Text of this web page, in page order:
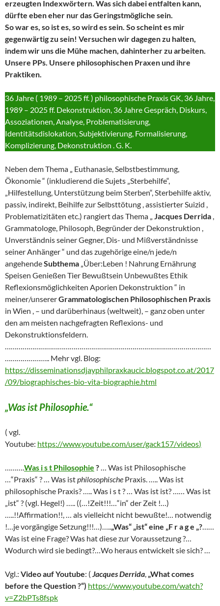
erzeugten Indexwörtern. Was sich dabei entfalten kann,
dürfte eben eher nur das Geringstmögliche sein.
So war es, so ist es, so wird es sein. So scheint es mir
gegenwärtig zu sein! Versuchen wir dagegen zu halten,
indem wir uns die Mühe machen, dahinterher zu arbeiten.
Unsere PPs. Unsere philosophischen Praxen und ihre
Praktiken.
36 Jahre ( 1989 – 2025 ff. ) philosophische Praxis GK, 36 Jahre,
1989 – 2025 ff. Dekonstruktion, 36 Jahre Gespräch, Diskurs,
Assoziationen, Analyse, Problematisierung,
Identitätsdislokation, Subjektivierung, Formalisierung,
Komplizierung, Dekonstruktion . G. K.
Neben dem Thema „ Euthanasie, Selbstbestimmung,
Ökonomie “ (inkludierend die Sujets „Sterbehilfe“,
„Hilfestellung, Unterstützung beim Sterben“, Sterbehilfe aktiv,
passiv, indirekt, Beihilfe zur Selbsttötung , assistierter Suizid ,
Problematizitäten etc.) rangiert das Thema „ Jacques Derrida ,
Grammatologe, Philosoph, Begründer der Dekonstruktion ,
Unverständnis seiner Gegner, Dis- und Mißverständnisse
seiner Anhänger “ und das zugehörige eine/n jede/n
angehendeSubthema „Über:Leben ! Nahrung Ernährung
Speisen Genießen Tier Bewußtsein Unbewußtes Ethik
Reflexionsmöglichkeiten Aporien Dekonstruktion “ in
meiner/unsererGrammatologischen Philosophischen Praxis
in Wien , – und darüberhinaus (weltweit), – ganz oben unter
den am meisten nachgefragten Reflexions- und
Dekonstruktionsfeldern.
……………………………………………………………………………………………
………………….. Mehr vgl. Blog:
https://disseminationsdjayphilpraxkaucic.blogspot.co.at/2017
/09/biographisches-bio-vita-biographie.html
„Was ist Philosophie.“
( vgl.
Youtube: https://www.youtube.com/user/gack157/videos)
……….Was i s t Philosophie ?… Was ist Philosophische
…“Praxis“ ? … Was istphilosophische Praxis. ….. Was ist
philosophische Praxis? ….. Was i s t ? … Was ist ist? …… Was ist
„ist“ ? (vgl. Hegel!) ….. ((…!Zeit!!!…“in“ der Zeit !…)
…..!!Affirmation!!, … als vielleicht nicht bewußte!… notwendig
!…je vorgängige Setzung!!!…)…..„Was“ „ist“ eine „F r a g e „?……
Was ist eine Frage? Was hat diese zur Voraussetzung ?…
Wodurch wird sie bedingt?…Wo heraus entwickelt sie sich? …
Vgl.: Video auf Youtube: ( Jacques Derrida, „What comes
before the Question ?“) https://www.youtube.com/watch?
v=Z2bPTs8fspk